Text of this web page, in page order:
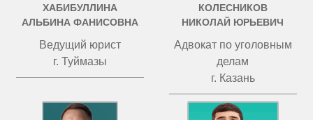
ХАБИБУЛЛИНА
АЛЬБИНА ФАНИСОВНА
Ведущий юрист
г. Туймазы
КОЛЕСНИКОВ
НИКОЛАЙ ЮРЬЕВИЧ
Адвокат по уголовным
делам
г. Казань